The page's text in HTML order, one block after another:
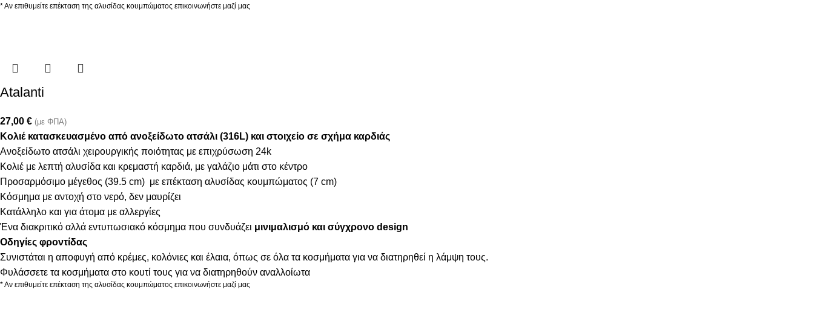
* Αν επιθυμείτε επέκταση της αλυσίδας κουμπώματος επικοινωνήστε μαζί μας
Atalanti
27,00 € (με ΦΠΑ)
Κολιέ κατασκευασμένο από ανοξείδωτο ατσάλι (316L) και στοιχείο σε σχήμα καρδιάς
Ανοξείδωτο ατσάλι χειρουργικής ποιότητας με επιχρύσωση 24k
Κολιέ με λεπτή αλυσίδα και κρεμαστή καρδιά, με γαλάζιο μάτι στο κέντρο
Προσαρμόσιμο μέγεθος (39.5 cm) με επέκταση αλυσίδας κουμπώματος (7 cm)
Κόσμημα με αντοχή στο νερό, δεν μαυρίζει
Κατάλληλο και για άτομα με αλλεργίες
Ένα διακριτικό αλλά εντυπωσιακό κόσμημα που συνδυάζει μινιμαλισμό και σύγχρονο design
Οδηγίες φροντίδας
Συνιστάται η αποφυγή από κρέμες, κολόνιες και έλαια, όπως σε όλα τα κοσμήματα για να διατηρηθεί η λάμψη τους.
Φυλάσσετε τα κοσμήματα στο κουτί τους για να διατηρηθούν αναλλοίωτα
* Αν επιθυμείτε επέκταση της αλυσίδας κουμπώματος επικοινωνήστε μαζί μας